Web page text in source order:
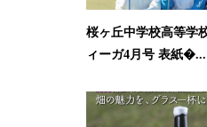
桜ヶ丘中学校高等学
ィーガ4月号 表紙�...